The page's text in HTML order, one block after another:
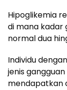
Hipoglikemia
di mana kadar
normal dua
Individu
jenis
mendapatkan